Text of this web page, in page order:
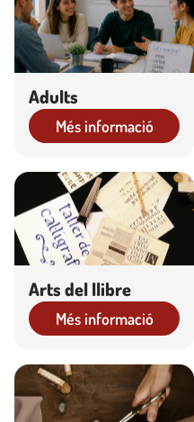
Adults
Més informació
Arts del llibre
Més informació